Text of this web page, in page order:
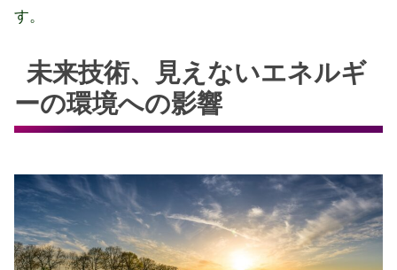
す。
未来技術、見えないエネルギ
ーの環境への影響